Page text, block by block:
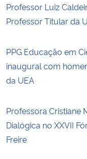
Professor Luiz
Professor Titular da
PPG Educação em
inaugural com
da UEA
Professora Cristiane
Dialógica no XXVII
Freire